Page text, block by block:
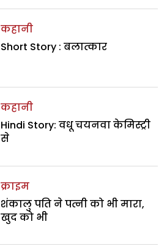
कहानी
Short Story : बलात्कार
कहानी
Hindi Story: वधू चयनवा केमिस्ट्री
से
क्राइम
शंकालु पति ने पत्नी को भी मारा,
खुद को भी